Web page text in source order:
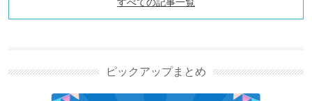
GMOのとくとくBBでんき・とくとくBBガスを解
ピックアップまとめ